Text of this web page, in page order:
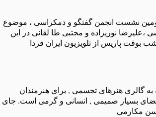
نشست انجمن گفتگو و دمکراسی ، موضوع
نوریزاده و مجتبی طا لقانی در این
بوقت پاریس از تلویزیون ایران فردا
گالری هنرهای تجسمی , برای هنرمندان
میدان باستیل , پشت اپرای باستیل. از ۱۰ صبح ت ۹ شب. فضای بسیار صمیمی , انسانی و گرمی است. جای
مکارمی